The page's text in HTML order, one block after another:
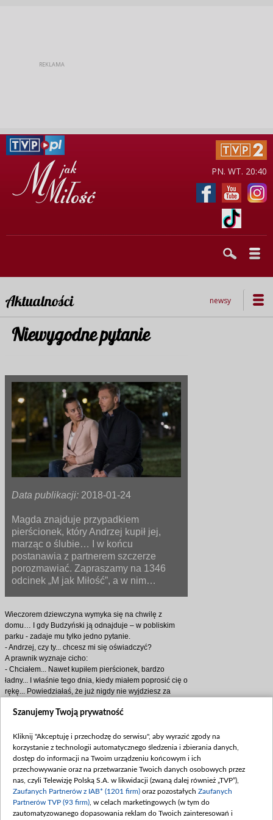
PN. WT. 20:40
Aktualności newsy
Niewygodne pytanie
Data publikacji: 2018-01-24
Magda znajduje przypadkiem
pierścionek, który Andrzej kupił jej,
marząc o ślubie… I w końcu
postanawia z partnerem szczerze
porozmawiać. Zapraszamy na 1346
odcinek „M jak Miłość”, a w nim…
Wieczorem dziewczyna wymyka się na chwilę z
domu… I gdy Budzyński ją odnajduje – w pobliskim
parku - zadaje mu tylko jedno pytanie.
- Andrzej, czy ty... chcesz mi się oświadczyć?
A prawnik wyznaje cicho:
- Chciałem... Nawet kupiłem pierścionek, bardzo
ładny... I właśnie tego dnia, kiedy miałem poprosić cię o
rękę... Powiedziałaś, że już nigdy nie wyjdziesz za
Andrzej spogląda na ukochaną i zawiesza głos…
- Ładny wieczór, prawda? Tylko my, niebo i gwiazdy…
- To nie jest odpowiedź na moje pytanie.
- Nie jest... Wiem.
A Budzyński po kilku minutach traci cierpliwość.
- Dobrze mi się tu z tobą siedzi i milczy, ale... bardzo
chciałbym się dowiedzieć... jaką podjęłaś decyzję.
- Nadal nie chcę wychodzić za mąż... Czy to dla ciebie
jest jakiś problem?
Szanujemy Twoją prywatność
Kliknij "Akceptuję i przechodzę do serwisu", aby wyrazić zgody na
korzystanie z technologii automatycznego śledzenia i zbierania danych,
dostęp do informacji na Twoim urządzeniu końcowym i ich
przechowywanie oraz na przetwarzanie Twoich danych osobowych przez
nas, czyli Telewizję Polską S.A. w likwidacji (zwaną dalej również „TVP”),
Zaufanych Partnerów z IAB* (1201 firm) oraz pozostałych Zaufanych
Partnerów TVP (93 firm) , w celach marketingowych (w tym do
zautomatyzowanego dopasowania reklam do Twoich zainteresowań i